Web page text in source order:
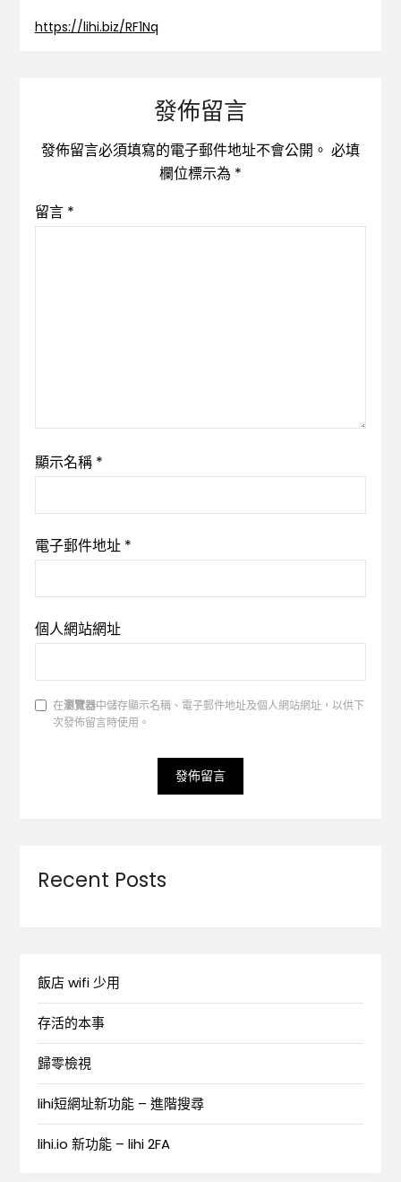
https://lihi.biz/RF1Nq
發佈留言
發佈留言必須填寫的電子郵件地址不會公開。 必填
欄位標示為 *
留言 *
顯示名稱 *
電子郵件地址 *
個人網站網址
在瀏覽器中儲存顯示名稱、電子郵件地址及個人網站網址，以供下
次發佈留言時使用。
Recent Posts
飯店 wifi 少用
存活的本事
歸零檢視
lihi短網址新功能 – 進階搜尋
lihi.io 新功能 – lihi 2FA